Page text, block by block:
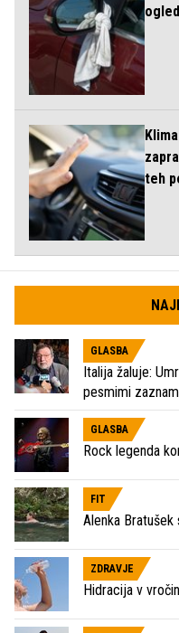
teh
GLASBA
Italija žaluje:
pesmimi
GLASBA
Rock legenda
FIT
Alenka
ZDRAVJE
Hidracija v